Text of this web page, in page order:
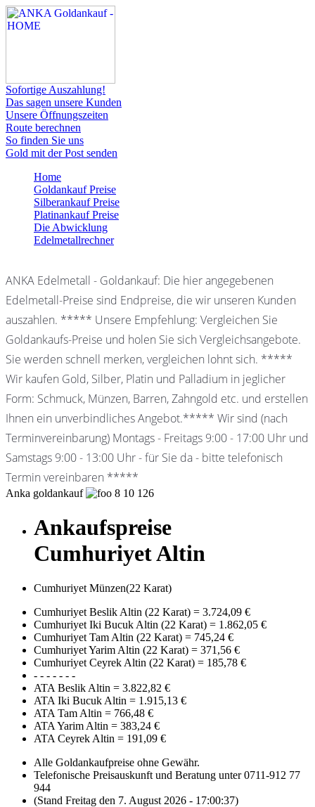
Sofortige Auszahlung!
Das sagen unsere Kunden
Unsere Öffnungszeiten
Route berechnen
So finden Sie uns
Gold mit der Post senden
Home
Goldankauf Preise
Silberankauf Preise
Platinankauf Preise
Die Abwicklung
Edelmetallrechner
ANKA Edelmetall - Goldankauf: Die hier angegebenen
Edelmetall-Preise sind Endpreise, die wir unseren Kunden
auszahlen. ***** Unsere Empfehlung: Vergleichen Sie
Goldankaufs-Preise und holen Sie sich Vergleichsangebote.
Sie werden schnell merken, vergleichen lohnt sich. *****
Wir kaufen Gold, Silber, Platin und Palladium in jeglicher
Form: Schmuck, Münzen, Barren, Zahngold etc. und erstellen
Ihnen ein unverbindliches Angebot.***** Wir sind (nach
Terminvereinbarung) Montags - Freitags 9:00 - 17:00 Uhr und
Samstags 9:00 - 13:00 Uhr - für Sie da - bitte telefonisch
Termin vereinbaren *****
Anka goldankauf 8 10 126
Ankaufspreise
Cumhuriyet Altin
Cumhuriyet Münzen(22 Karat)
Cumhuriyet Beslik Altin (22 Karat) = 3.724,09 €
Cumhuriyet Iki Bucuk Altin (22 Karat) = 1.862,05 €
Cumhuriyet Tam Altin (22 Karat) = 745,24 €
Cumhuriyet Yarim Altin (22 Karat) = 371,56 €
Cumhuriyet Ceyrek Altin (22 Karat) = 185,78 €
- - - - - - -
ATA Beslik Altin = 3.822,82 €
ATA Iki Bucuk Altin = 1.915,13 €
ATA Tam Altin = 766,48 €
ATA Yarim Altin = 383,24 €
ATA Ceyrek Altin = 191,09 €
Alle Goldankaufpreise ohne Gewähr.
Telefonische Preisauskunft und Beratung unter 0711-912 77
944
(Stand Freitag den 7. August 2026 - 17:00:37)